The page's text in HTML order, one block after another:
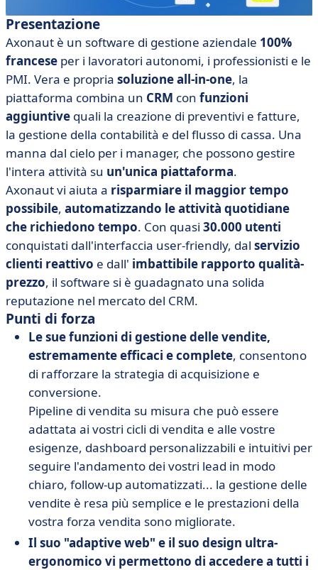
Presentazione
Axonaut è un software di gestione aziendale 100%
francese per i lavoratori autonomi, i professionisti e le
PMI. Vera e propria soluzione all-in-one, la
piattaforma combina un CRM con funzioni
aggiuntive quali la creazione di preventivi e fatture,
la gestione della contabilità e del flusso di cassa. Una
manna dal cielo per i manager, che possono gestire
l'intera attività su un'unica piattaforma.
Axonaut vi aiuta a risparmiare il maggior tempo
possibile, automatizzando le attività quotidiane
che richiedono tempo. Con quasi 30.000 utenti
conquistati dall'interfaccia user-friendly, dal servizio
clienti reattivo e dall' imbattibile rapporto qualità-
prezzo, il software si è guadagnato una solida
reputazione nel mercato del CRM.
Punti di forza
Le sue funzioni di gestione delle vendite,
estremamente efficaci e complete, consentono
di rafforzare la strategia di acquisizione e
conversione.
Pipeline di vendita su misura che può essere
adattata ai vostri cicli di vendita e alle vostre
esigenze, dashboard personalizzabili e intuitivi per
seguire l'andamento dei vostri lead in modo
chiaro, follow-up automatizzati... la gestione delle
vendite è resa più semplice e le prestazioni della
vostra forza vendita sono migliorate.
Il suo "adaptive web" e il suo design ultra-
ergonomico vi permettono di accedere a tutti i